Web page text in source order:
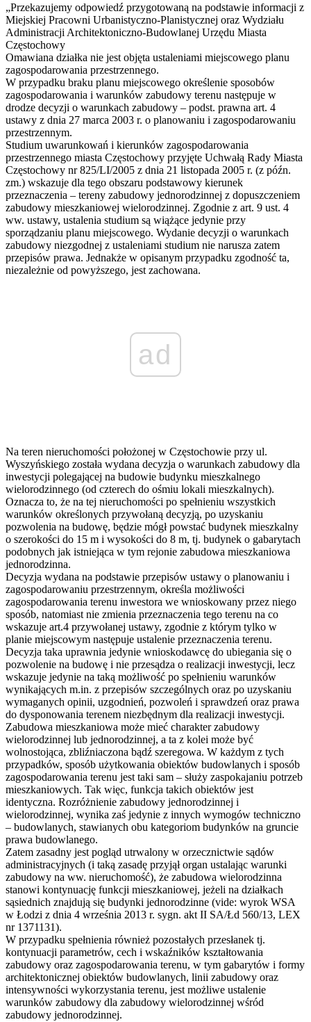
„Przekazujemy odpowiedź przygotowaną na podstawie informacji z
Miejskiej Pracowni Urbanistyczno-Planistycznej oraz Wydziału
Administracji Architektoniczno-Budowlanej Urzędu Miasta
Częstochowy
Omawiana działka nie jest objęta ustaleniami miejscowego planu
zagospodarowania przestrzennego.
W przypadku braku planu miejscowego określenie sposobów
zagospodarowania i warunków zabudowy terenu następuje w
drodze decyzji o warunkach zabudowy – podst. prawna art. 4
ustawy z dnia 27 marca 2003 r. o planowaniu i zagospodarowaniu
przestrzennym.
Studium uwarunkowań i kierunków zagospodarowania
przestrzennego miasta Częstochowy przyjęte Uchwałą Rady Miasta
Częstochowy nr 825/LI/2005 z dnia 21 listopada 2005 r. (z późn.
zm.) wskazuje dla tego obszaru podstawowy kierunek
przeznaczenia – tereny zabudowy jednorodzinnej z dopuszczeniem
zabudowy mieszkaniowej wielorodzinnej. Zgodnie z art. 9 ust. 4
ww. ustawy, ustalenia studium są wiążące jedynie przy
sporządzaniu planu miejscowego. Wydanie decyzji o warunkach
zabudowy niezgodnej z ustaleniami studium nie narusza zatem
przepisów prawa. Jednakże w opisanym przypadku zgodność ta,
niezależnie od powyższego, jest zachowana.
ad
Na teren nieruchomości położonej w Częstochowie przy ul.
Wyszyńskiego została wydana decyzja o warunkach zabudowy dla
inwestycji polegającej na budowie budynku mieszkalnego
wielorodzinnego (od czterech do ośmiu lokali mieszkalnych).
Oznacza to, że na tej nieruchomości po spełnieniu wszystkich
warunków określonych przywołaną decyzją, po uzyskaniu
pozwolenia na budowę, będzie mógł powstać budynek mieszkalny
o szerokości do 15 m i wysokości do 8 m, tj. budynek o gabarytach
podobnych jak istniejąca w tym rejonie zabudowa mieszkaniowa
jednorodzinna.
Decyzja wydana na podstawie przepisów ustawy o planowaniu i
zagospodarowaniu przestrzennym, określa możliwości
zagospodarowania terenu inwestora we wnioskowany przez niego
sposób, natomiast nie zmienia przeznaczenia tego terenu na co
wskazuje art.4 przywołanej ustawy, zgodnie z którym tylko w
planie miejscowym następuje ustalenie przeznaczenia terenu.
Decyzja taka uprawnia jedynie wnioskodawcę do ubiegania się o
pozwolenie na budowę i nie przesądza o realizacji inwestycji, lecz
wskazuje jedynie na taką możliwość po spełnieniu warunków
wynikających m.in. z przepisów szczególnych oraz po uzyskaniu
wymaganych opinii, uzgodnień, pozwoleń i sprawdzeń oraz prawa
do dysponowania terenem niezbędnym dla realizacji inwestycji.
Zabudowa mieszkaniowa może mieć charakter zabudowy
wielorodzinnej lub jednorodzinnej, a ta z kolei może być
wolnostojąca, zbliźniaczona bądź szeregowa. W każdym z tych
przypadków, sposób użytkowania obiektów budowlanych i sposób
zagospodarowania terenu jest taki sam – służy zaspokajaniu potrzeb
mieszkaniowych. Tak więc, funkcja takich obiektów jest
identyczna. Rozróżnienie zabudowy jednorodzinnej i
wielorodzinnej, wynika zaś jedynie z innych wymogów techniczno
– budowlanych, stawianych obu kategoriom budynków na gruncie
prawa budowlanego.
Zatem zasadny jest pogląd utrwalony w orzecznictwie sądów
administracyjnych (i taką zasadę przyjął organ ustalając warunki
zabudowy na ww. nieruchomość), że zabudowa wielorodzinna
stanowi kontynuację funkcji mieszkaniowej, jeżeli na działkach
sąsiednich znajdują się budynki jednorodzinne (vide: wyrok WSA
w Łodzi z dnia 4 września 2013 r. sygn. akt II SA/Łd 560/13, LEX
nr 1371131).
W przypadku spełnienia również pozostałych przesłanek tj.
kontynuacji parametrów, cech i wskaźników kształtowania
zabudowy oraz zagospodarowania terenu, w tym gabarytów i formy
architektonicznej obiektów budowlanych, linii zabudowy oraz
intensywności wykorzystania terenu, jest możliwe ustalenie
warunków zabudowy dla zabudowy wielorodzinnej wśród
zabudowy jednorodzinnej.